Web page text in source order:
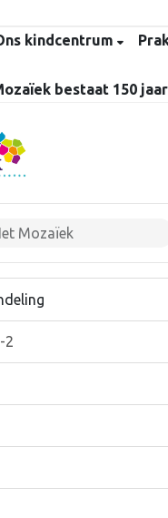
kindcentrum
bestaat 150
Mozaïek
2